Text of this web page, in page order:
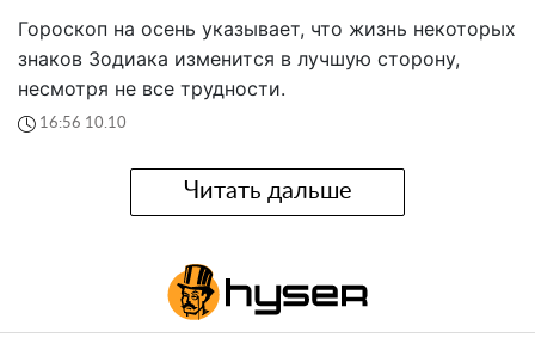
Гороскоп на осень указывает, что жизнь некоторых
знаков Зодиака изменится в лучшую сторону,
несмотря не все трудности.
16:56 10.10
Читать дальше